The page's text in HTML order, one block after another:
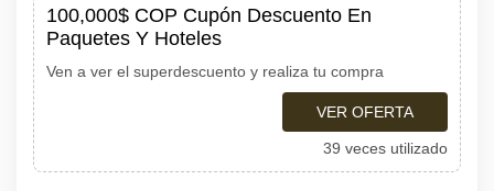
100,000$ COP Cupón Descuento En
Paquetes Y Hoteles
Ven a ver el superdescuento y realiza tu compra
VER OFERTA
39 veces utilizado